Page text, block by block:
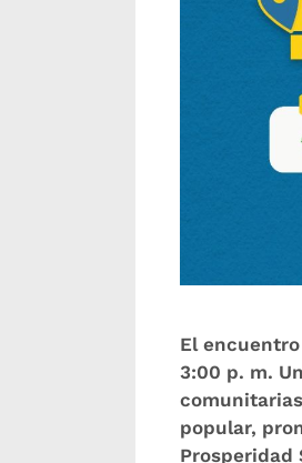
El
3:00 p. m.
popular,
Prosperidad